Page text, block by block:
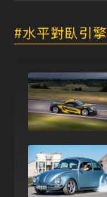
水平對臥引擎